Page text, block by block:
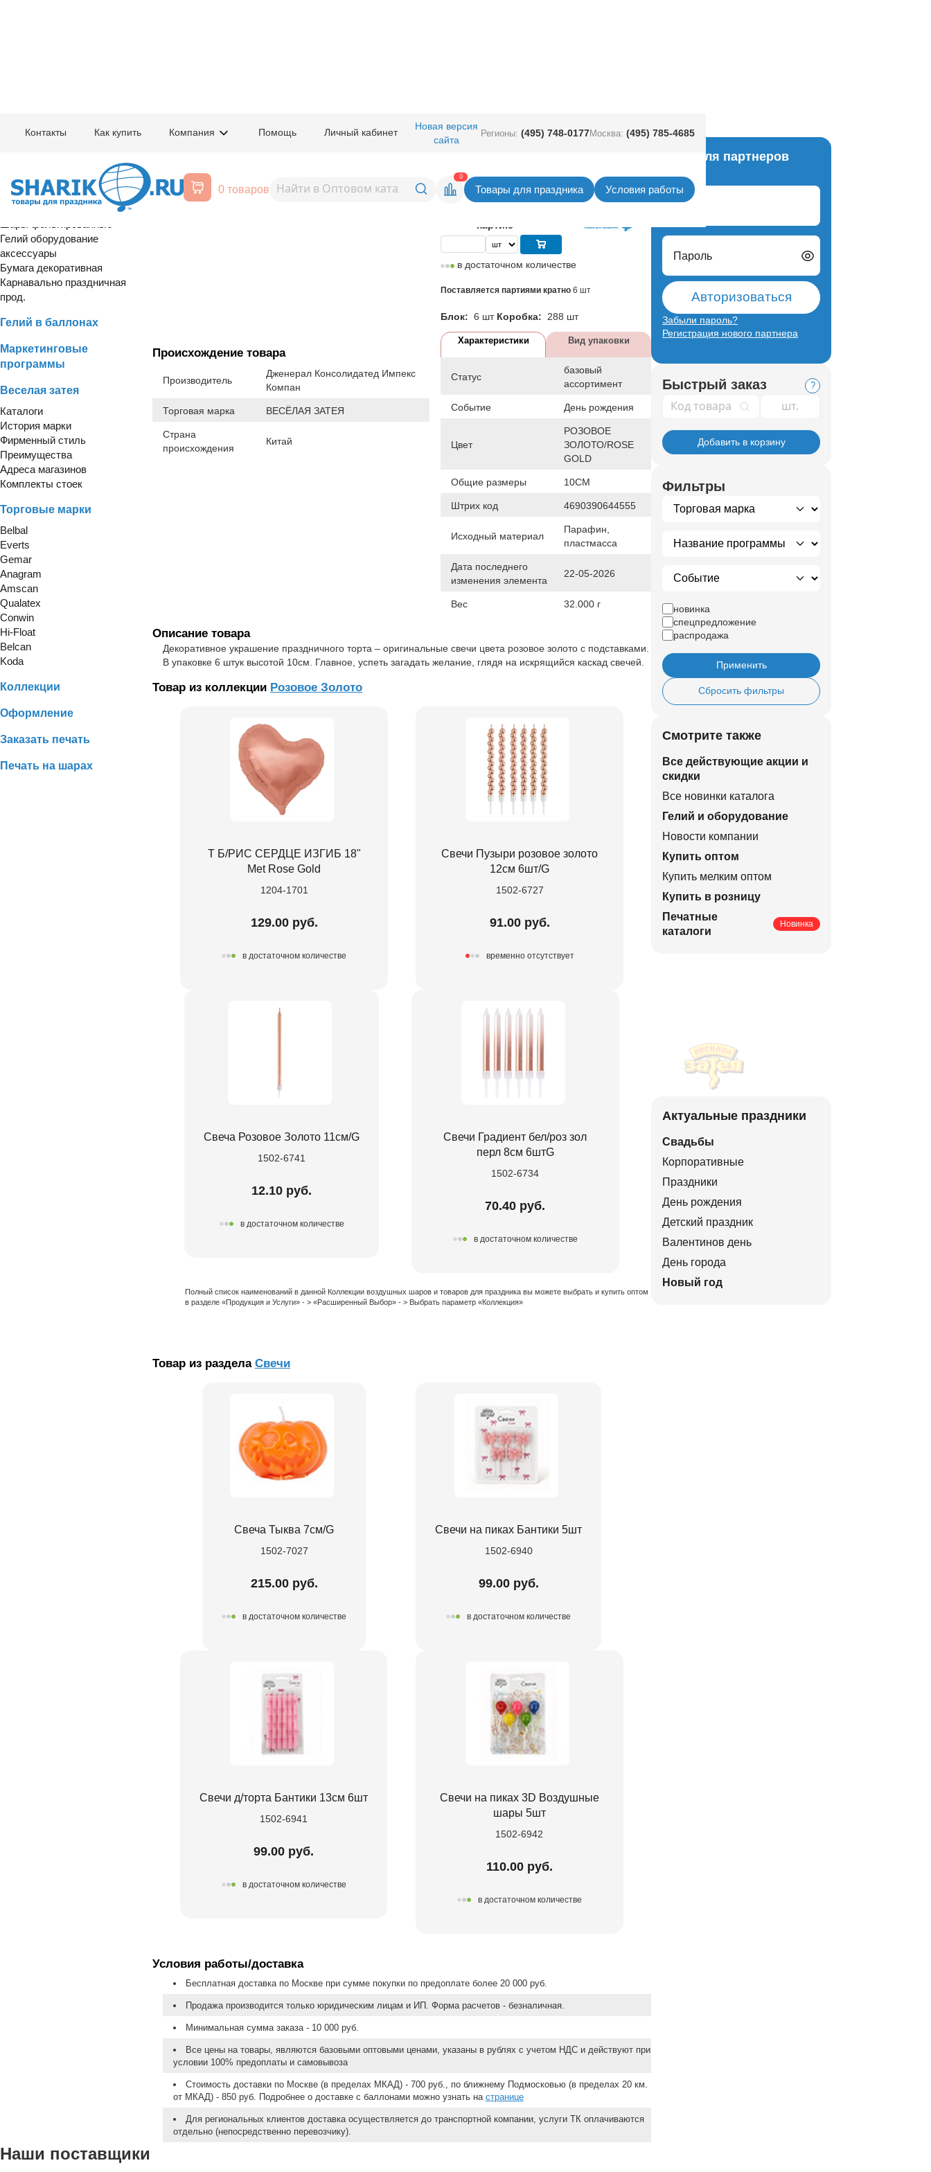
Контакты Как купить Компания Помощь Личный кабинет
Новая версия
сайта
Регионы: (495) 748-0177Москва: (495) 785-4685
0 товаров
0
Товары для праздника Условия работы
Расширенный поиск
Шары латексные
Гелий оборудование
аксессуары
Бумага декоративная
Карнавально праздничная
прод.
Гелий в баллонах
Маркетинговые
программы
Веселая затея
Каталоги
История марки
Фирменный стиль
Преимущества
Адреса магазинов
Комплекты стоек
Торговые марки
Belbal
Everts
Gemar
Anagram
Amscan
Qualatex
Conwin
Hi-Float
Belcan
Koda
Коллекции
Оформление
Заказать печать
Печать на шарах
1502-6823 Свечи Цунами Розовое золото 10см 6шт/G
Происхождение товара
Производитель
Дженерал Консолидатед Импекс
Компан
Торговая марка ВЕСЁЛАЯ ЗАТЕЯ
Страна
происхождения
Китай
78,00
руб. за шт
партию
в достаточном количестве
Поставляется партиями кратно 6 шт
Блок: 6 шт Коробка: 288 шт
Характеристики Вид упаковки
Статус
базовый
ассортимент
Событие День рождения
Цвет
РОЗОВОЕ
ЗОЛОТО/ROSE
GOLD
Общие размеры 10СМ
Штрих код 4690390644555
Исходный материал
Парафин,
пластмасса
Дата последнего
изменения элемента
22-05-2026
Вес 32.000 г
Описание товара
Декоративное украшение праздничного торта – оригинальные свечи цвета розовое золото с подставками.
В упаковке 6 штук высотой 10см. Главное, успеть загадать желание, глядя на искрящийся каскад свечей.
Товар из коллекции Розовое Золото
Т Б/РИС СЕРДЦЕ ИЗГИБ 18"
Met Rose Gold
1204-1701
129.00 руб.
в достаточном количестве
Свечи Пузыри розовое золото
12см 6шт/G
1502-6727
91.00 руб.
временно отсутствует
Свеча Розовое Золото 11см/G
1502-6741
12.10 руб.
в достаточном количестве
Свечи Градиент бел/роз зол
перл 8см 6штG
1502-6734
70.40 руб.
в достаточном количестве
Полный список наименований в данной Коллекции воздушных шаров и товаров для праздника вы можете выбрать и купить оптом
в разделе «Продукция и Услуги» - > «Расширенный Выбор» - > Выбрать параметр «Коллекция»
Товар из раздела Свечи
Свеча Тыква 7см/G
1502-7027
215.00 руб.
в достаточном количестве
Свечи на пиках Бантики 5шт
1502-6940
99.00 руб.
в достаточном количестве
Свечи д/торта Бантики 13см 6шт
1502-6941
99.00 руб.
в достаточном количестве
Свечи на пиках 3D Воздушные
шары 5шт
1502-6942
110.00 руб.
в достаточном количестве
Условия работы/доставка
Бесплатная доставка по Москве при сумме покупки по предоплате более 20 000 руб.
Продажа производится только юридическим лицам и ИП. Форма расчетов - безналичная.
Минимальная сумма заказа - 10 000 руб.
Все цены на товары, являются базовыми оптовыми ценами, указаны в рублях с учетом НДС и действуют при
условии 100% предоплаты и самовывоза
Стоимость доставки по Москве (в пределах МКАД) - 700 руб., по ближнему Подмосковью (в пределах 20 км.
от МКАД) - 850 руб. Подробнее о доставке с баллонами можно узнать на странице
Для региональных клиентов доставка осуществляется до транспортной компании, услуги ТК оплачиваются
отдельно (непосредственно перевозчику).
Вход для партнеров
Логин
Пароль
Авторизоваться
Забыли пароль?
Регистрация нового партнера
Быстрый заказ ?
Код товара
Добавить в корзину
Фильтры
новинка
спецпредложение
распродажа
Применить
Сбросить фильтры
Смотрите также
Все действующие акции и
скидки
Все новинки каталога
Гелий и оборудование
Новости компании
Купить оптом
Купить мелким оптом
Купить в розницу
Печатные
каталоги
Новинка
Актуальные праздники
Свадьбы
Корпоративные
Праздники
День рождения
Детский праздник
Валентинов день
День города
Новый год
Наши поставщики